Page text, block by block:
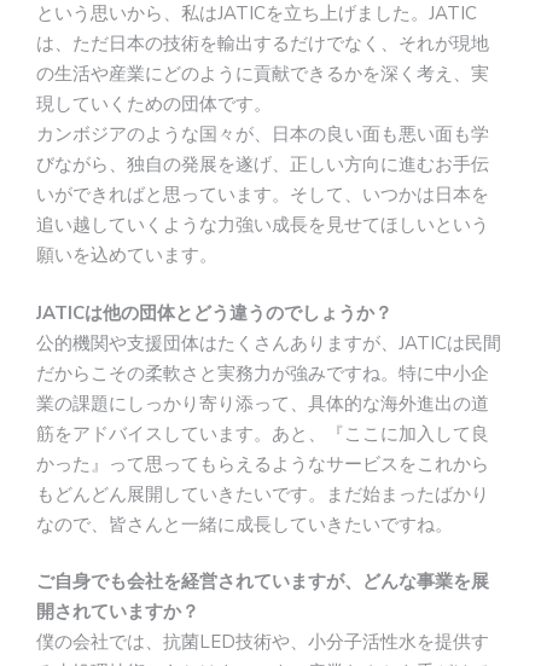
という思いから、私はJATICを立ち上げました。JATIC
は、ただ日本の技術を輸出するだけでなく、それが現地
の生活や産業にどのように貢献できるかを深く考え、実
現していくための団体です。
カンボジアのような国々が、日本の良い面も悪い面も学
びながら、独自の発展を遂げ、正しい方向に進むお手伝
いができればと思っています。そして、いつかは日本を
追い越していくような力強い成長を見せてほしいという
願いを込めています。
JATICは他の団体とどう違うのでしょうか？
公的機関や支援団体はたくさんありますが、JATICは民間
だからこその柔軟さと実務力が強みですね。特に中小企
業の課題にしっかり寄り添って、具体的な海外進出の道
筋をアドバイスしています。あと、『ここに加入して良
かった』って思ってもらえるようなサービスをこれから
もどんどん展開していきたいです。まだ始まったばかり
なので、皆さんと一緒に成長していきたいですね。
ご自身でも会社を経営されていますが、どんな事業を展
開されていますか？
僕の会社では、抗菌LED技術や、小分子活性水を提供す